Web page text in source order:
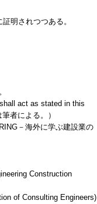
明されつつある。
act as stated in this
者による。）
－海外に学ぶ建設業の
Construction
of Consulting Engineers)